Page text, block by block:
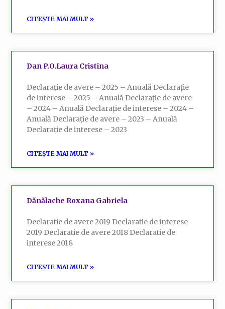
CITEȘTE MAI MULT »
Dan P.O.Laura Cristina
Declarație de avere – 2025 – Anuală Declarație
de interese – 2025 – Anuală Declarație de avere
– 2024 – Anuală Declarație de interese – 2024 –
Anuală Declarație de avere – 2023 – Anuală
Declarație de interese – 2023
CITEȘTE MAI MULT »
Dănălache Roxana Gabriela
Declaratie de avere 2019 Declaratie de interese
2019 Declaratie de avere 2018 Declaratie de
interese 2018
CITEȘTE MAI MULT »